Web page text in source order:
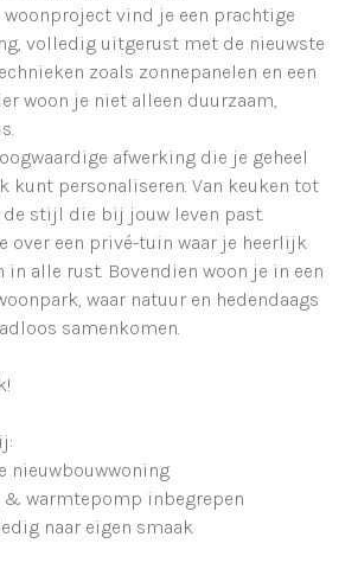
vind je een prachtige
volledig uitgerust met de nieuwste
zoals zonnepanelen en een
woon je niet alleen duurzaam,
afwerking die je geheel
kunt personaliseren. Van keuken tot
stijl die bij jouw leven past.
over een privé-tuin waar je heerlijk
in alle rust. Bovendien woon je in een
waar natuur en hedendaags
samenkomen.
nieuwbouwwoning
& warmtepomp inbegrepen
naar eigen smaak